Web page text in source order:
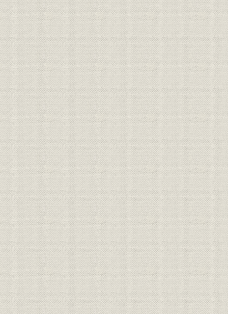
第10章 マルチメディア社会の到来と新事業体制(1990~1998年)
第11章 新たな100年に向かって
付編
編集を終えて